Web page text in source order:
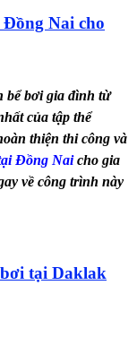
Nai cho
bể bơi gia đình từ
của tập thể
thiện thi công và
Đồng Naicho gia
về công trình này
tại Daklak